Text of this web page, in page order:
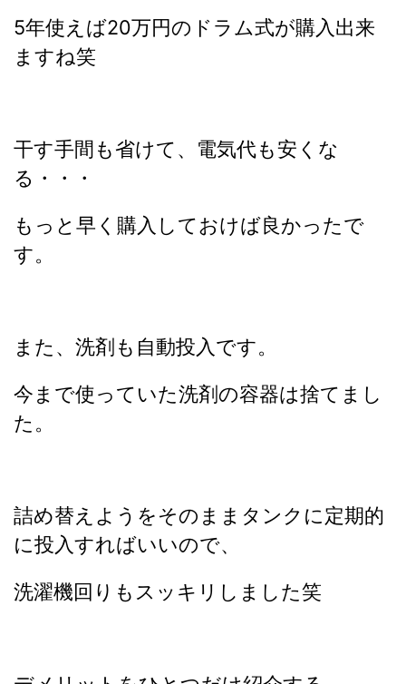
5年使えば20万円のドラム式が購入出来
ますね笑
干す手間も省けて、電気代も安くな
る・・・
もっと早く購入しておけば良かったで
す。
また、洗剤も自動投入です。
今まで使っていた洗剤の容器は捨てまし
た。
詰め替えようをそのままタンクに定期的
に投入すればいいので、
洗濯機回りもスッキリしました笑